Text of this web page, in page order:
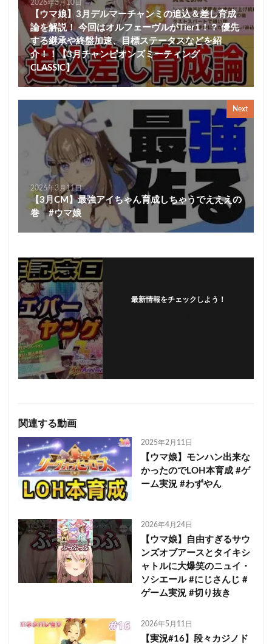
2026年3月10日
【ウマ娘】3月デルマーチャンミの追込＆差し育成
論を解説！ 今回はオルフェーヴルがTier1！？ 優先
する継承や終盤加速、目標ステータスなどを紹
介！！【3月チャンピオンズミーティング
CLASSIC】
Next
2026年3月11日
【3月CM】最強アイちゃん育成しちゃうでえええの
巻 #ウマ娘
最新情報をチェックしよう！
関連する動画
2025年2月11日
【ウマ娘】モンハン出来な
かったのでLOH本育成 #ゲ
ーム実況 #わずやん
2026年4月24日
【ウマ娘】自由すぎるサウ
ンズオブアースとタイキシ
ャトルに大爆笑のニュイ・
ソシエール #にじさんじ #
ゲーム実況 #切り抜き
2026年5月11日
【実況#16】段々カジノド